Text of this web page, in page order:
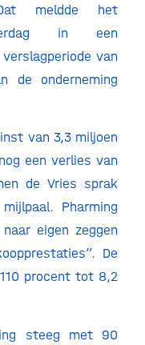
meldde het
in een
van
de onderneming
van 3,3 miljoen
een verlies van
de Vries sprak
Pharming
eigen zeggen
De
procent tot 8,2
steeg met 90